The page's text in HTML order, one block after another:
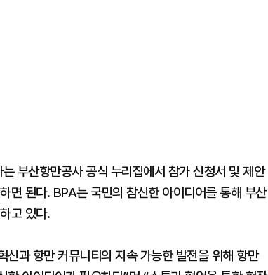
부산항만공사 공식 누리집에서 참가 신청서 및 제안
면 된다. BPA는 국민의 참신한 아이디어를 통해 부산
고 있다.
과 항만 커뮤니티의 지속 가능한 발전을 위해 항만